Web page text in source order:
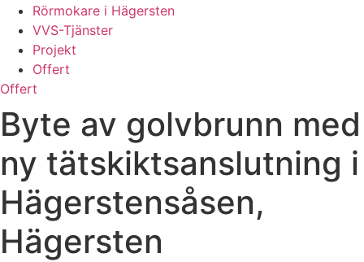
Rörmokare i Hägersten
VVS-Tjänster
Projekt
Offert
Offert
Byte av golvbrunn med
ny tätskiktsanslutning i
Hägerstensåsen,
Hägersten